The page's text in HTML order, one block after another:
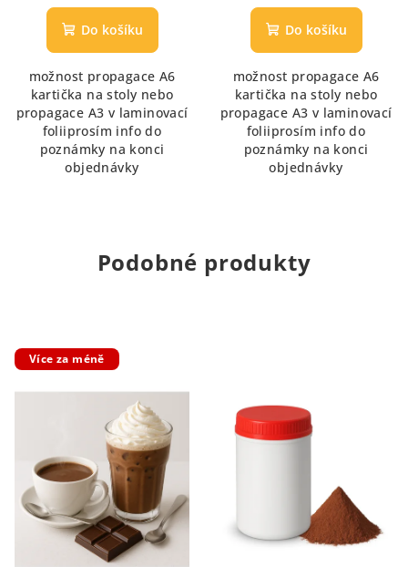
Do košíku
možnost propagace A6
kartička na stoly nebo
propagace A3 v laminovací
foliiprosím info do
poznámky na konci
objednávky
hodnocení
produktu
z
5
hvězdiček.
Do košíku
možnost propagace A6
kartička na stoly nebo
propagace A3 v laminovací
foliiprosím info do
poznámky na konci
objednávky
Podobné produkty
Více za méně